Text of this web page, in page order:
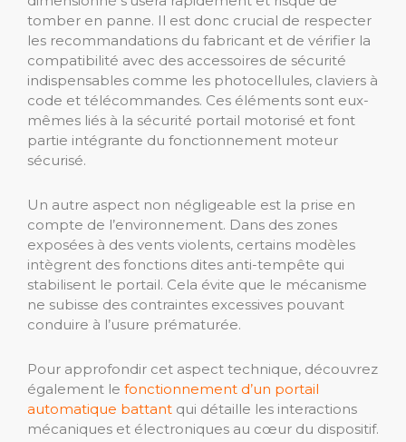
tomber en panne. Il est donc crucial de respecter
les recommandations du fabricant et de vérifier la
compatibilité avec des accessoires de sécurité
indispensables comme les photocellules, claviers à
code et télécommandes. Ces éléments sont eux-
mêmes liés à la sécurité portail motorisé et font
partie intégrante du fonctionnement moteur
sécurisé.
Un autre aspect non négligeable est la prise en
compte de l’environnement. Dans des zones
exposées à des vents violents, certains modèles
intègrent des fonctions dites anti-tempête qui
stabilisent le portail. Cela évite que le mécanisme
ne subisse des contraintes excessives pouvant
conduire à l’usure prématurée.
Pour approfondir cet aspect technique, découvrez
également le fonctionnement d’un portail
automatique battant qui détaille les interactions
mécaniques et électroniques au cœur du dispositif.